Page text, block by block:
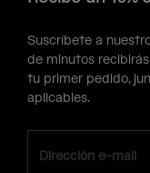
Suscríbete a
de minutos
tu primer pedido,
aplicables.